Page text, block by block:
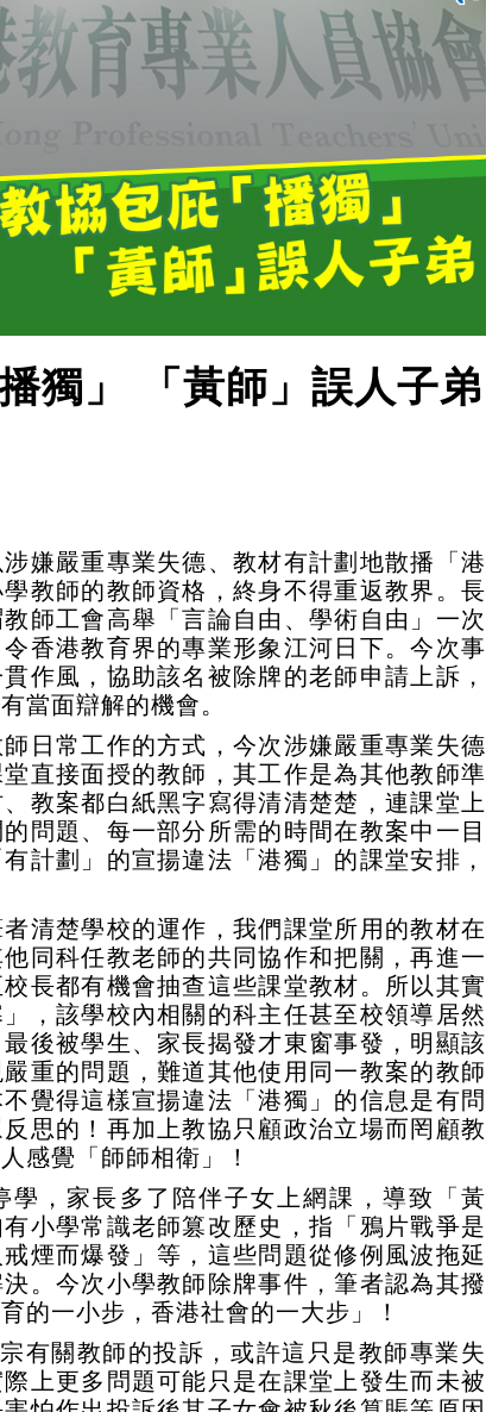
獨」 「黃師」誤人子弟
涉嫌嚴重專業失德、教材有計劃地散播「港
教師的教師資格，終身不得重返教界。長
師工會高舉「言論自由、學術自由」一次
香港教育界的專業形象江河日下。今次事
作風，協助該名被除牌的老師申請上訴，
當面辯解的機會。
日常工作的方式，今次涉嫌嚴重專業失德
直接面授的教師，其工作是為其他教師準
教案都白紙黑字寫得清清楚楚，連課堂上
問題、每一部分所需的時間在教案中一目
計劃」的宣揚違法「港獨」的課堂安排，
清楚學校的運作，我們課堂所用的教材在
同科任教老師的共同協作和把關，再進一
長都有機會抽查這些課堂教材。所以其實
」，該學校內相關的科主任甚至校領導居然
後被學生、家長揭發才東窗事發，明顯該
重的問題，難道其他使用同一教案的教師
覺得這樣宣揚違法「港獨」的信息是有問
思的！再加上教協只顧政治立場而罔顧教
感覺「師師相衛」！
學，家長多了陪伴子女上網課，導致「黃
小學常識老師篡改歷史，指「鴉片戰爭是
煙而爆發」等，這些問題從修例風波拖延
。今次小學教師除牌事件，筆者認為其撥
的一小步，香港社會的一大步」！
有關教師的投訴，或許這只是教師專業失
上更多問題可能只是在課堂上發生而未被